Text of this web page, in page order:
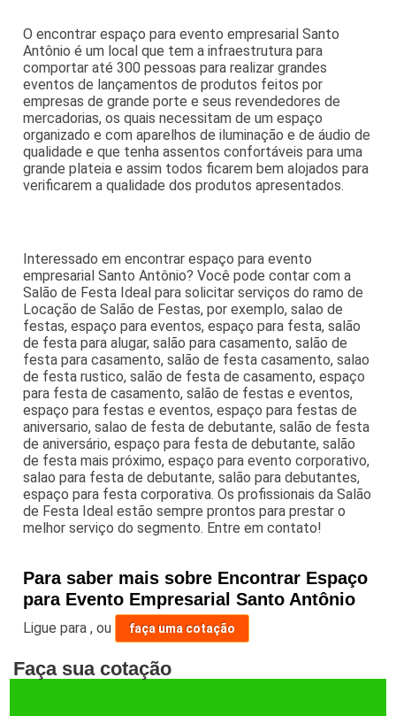
O encontrar espaço para evento empresarial Santo
Antônio é um local que tem a infraestrutura para
comportar até 300 pessoas para realizar grandes
eventos de lançamentos de produtos feitos por
empresas de grande porte e seus revendedores de
mercadorias, os quais necessitam de um espaço
organizado e com aparelhos de iluminação e de áudio de
qualidade e que tenha assentos confortáveis para uma
grande plateia e assim todos ficarem bem alojados para
verificarem a qualidade dos produtos apresentados.
Interessado em encontrar espaço para evento
empresarial Santo Antônio? Você pode contar com a
Salão de Festa Ideal para solicitar serviços do ramo de
Locação de Salão de Festas, por exemplo, salao de
festas, espaço para eventos, espaço para festa, salão
de festa para alugar, salão para casamento, salão de
festa para casamento, salão de festa casamento, salao
de festa rustico, salão de festa de casamento, espaço
para festa de casamento, salão de festas e eventos,
espaço para festas e eventos, espaço para festas de
aniversario, salao de festa de debutante, salão de festa
de aniversário, espaço para festa de debutante, salão
de festa mais próximo, espaço para evento corporativo,
salao para festa de debutante, salão para debutantes,
espaço para festa corporativa. Os profissionais da Salão
de Festa Ideal estão sempre prontos para prestar o
melhor serviço do segmento. Entre em contato!
Para saber mais sobre Encontrar Espaço
para Evento Empresarial Santo Antônio
Ligue para,ou faça uma cotação
Faça sua cotação